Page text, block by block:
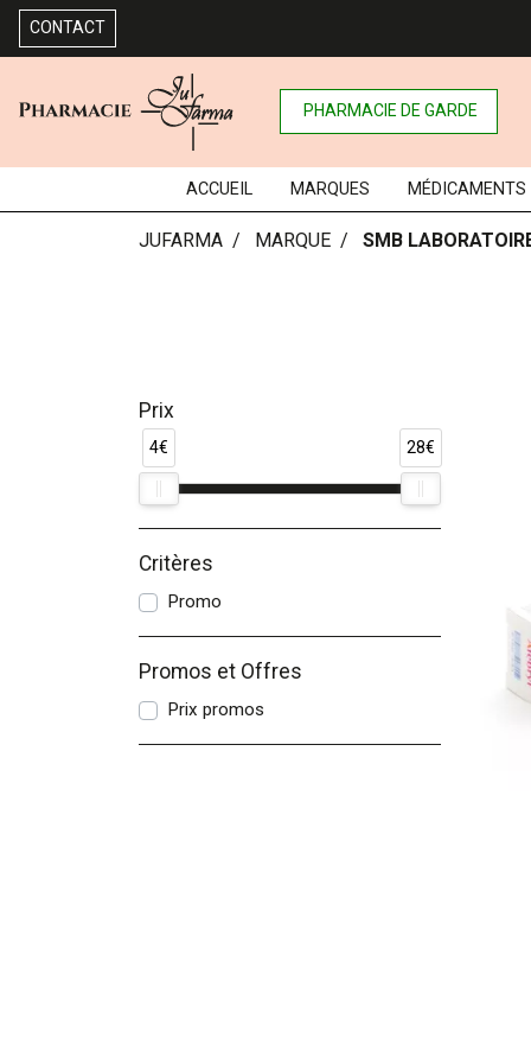
CONTACT
PHARMACIE DE GARDE
ACCUEIL MARQUES MÉDICAMENTS
JUFARMA MARQUE SMB
Prix
4€ 28€
Critères
Promo
Promos et Offres
Prix promos